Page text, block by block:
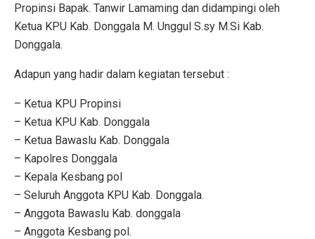
Propinsi Bapak. Tanwir Lamaming dan didampingi oleh
Ketua KPU Kab. Donggala M. Unggul S.sy M.Si Kab.
Donggala.
Adapun yang hadir dalam kegiatan tersebut :
– Ketua KPU Propinsi
– Ketua KPU Kab. Donggala
– Ketua Bawaslu Kab. Donggala
– Kapolres Donggala
– Kepala Kesbang pol
– Seluruh Anggota KPU Kab. Donggala.
– Anggota Bawaslu Kab. donggala
– Anggota Kesbang pol.